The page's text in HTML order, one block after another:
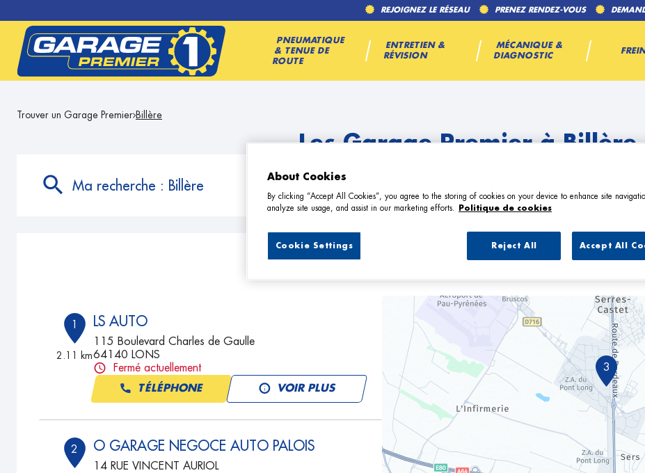
REJOIGNEZ LE RÉSEAU PRENEZ RENDEZ-VOUS
PNEUMATIQUE
& TENUE DE
ROUTE
ENTRETIEN &
RÉVISION
MÉCANIQUE &
DIAGNOSTIC
Trouver un Garage Premier Billère
Les Garage Premier à Billère
Ma recherche : Billère
3 Garage Premier à Billère
1
2.11 km
LS AUTO
115 Boulevard Charles de Gaulle
64140 LONS
Fermé actuellement
TÉLÉPHONE VOIR PLUS
2 O GARAGE NEGOCE AUTO PALOIS
14 RUE VINCENT AURIOL
3
About Cookies
By clicking “Accept All Cookies”, you agree to the storing of cookies on your device to enhance site
analyze site usage, and assist in our marketing efforts.
Politique de cookies
Reject All Accept All
Cookie Settings